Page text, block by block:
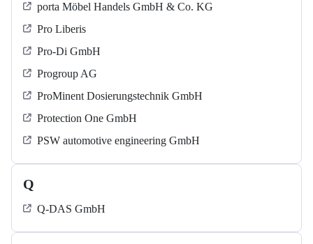
porta Möbel Handels GmbH & Co. KG
Pro Liberis
Pro-Di GmbH
Progroup AG
ProMinent Dosierungstechnik GmbH
Protection One GmbH
PSW automotive engineering GmbH
Q
Q-DAS GmbH